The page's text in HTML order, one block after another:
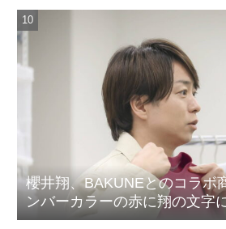
櫻井翔、BAKUNEとのコラボ
ンバーカラーの赤に翔の文字
ザイン